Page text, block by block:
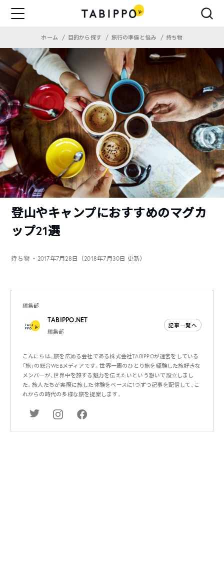
ホーム 目的から探す 旅行の準備と悩み 持ち物
登山やキャンプにおすすめのマグカ
ップ21選
持ち物 ・2017年7月28日（2018年7月30日 更新）
編集部
TABIPPO.NET
編集部
記事一覧へ
こんにちは、旅を広める会社である株式会社TABIPPOが運営をしている
「旅」の総合WEBメディアです。世界一周のひとり旅を経験した旅好きな
メンバーが、世界中を旅する魅力を伝えたいという想いで設立しまし
た。旅人たちが実際に旅した体験をベースに1つずつ記事を配信して、こ
れからの時代の多様な旅を提案します。